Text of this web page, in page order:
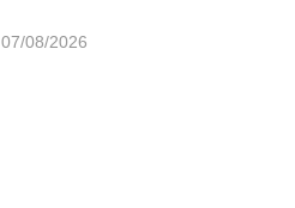
07/08/2026